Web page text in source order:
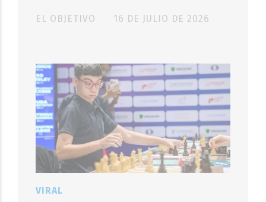
EL OBJETIVO 16 DE JULIO DE 2026
VIRAL